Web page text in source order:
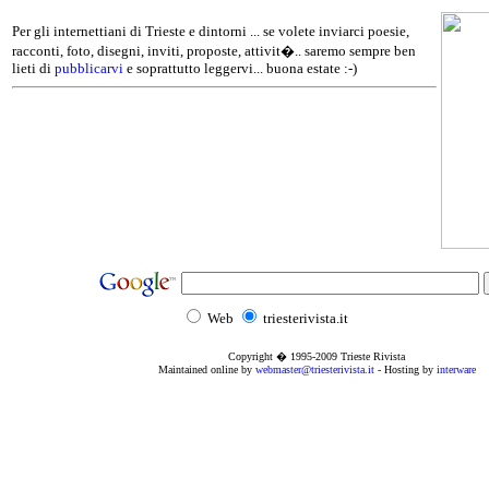
Per gli internettiani di Trieste e dintorni ... se volete inviarci poesie,
racconti, foto, disegni, inviti, proposte, attivit�.. saremo sempre ben
lieti di pubblicarvi e soprattutto leggervi... buona estate :-)
Web triesterivista.it
Copyright � 1995-2009 Trieste Rivista
Maintained online by webmaster@triesterivista.it- Hosting by interware